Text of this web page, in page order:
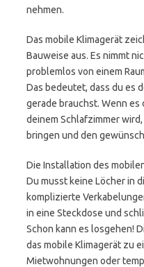
nehmen.
Das mobile Klimagerät
Bauweise aus. Es nimmt
problemlos von einem
Das bedeutet, dass du es
gerade brauchst. Wenn
deinem Schlafzimmer
bringen und den
Die Installation des
Du musst keine Löcher in
komplizierte
in eine Steckdose und
Schon kann es losgehen!
das mobile Klimagerät zu
Mietwohnungen oder